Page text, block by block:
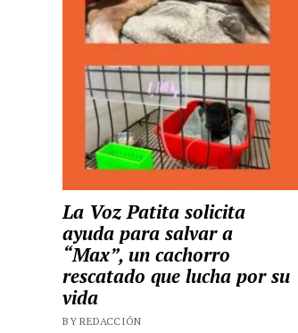
La Voz Patita solicita
ayuda para salvar a
“Max”, un cachorro
rescatado que lucha por su
vida
BY REDACCIÓN